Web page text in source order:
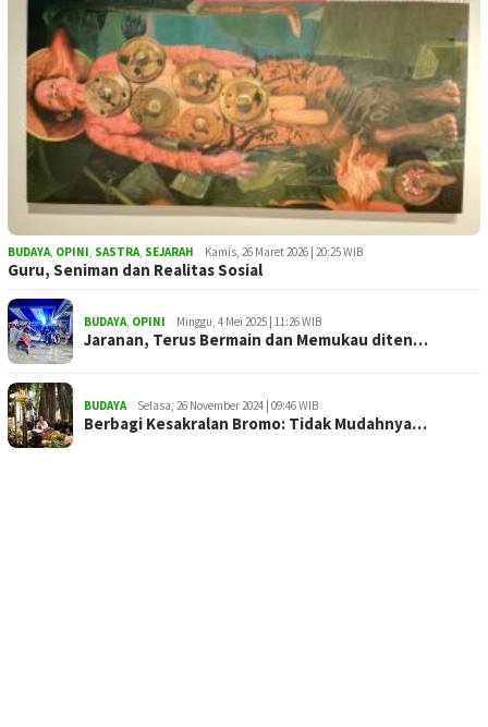
BUDAYA, OPINI, SASTRA, SEJARAH Kamis, 26 Maret 2026 | 20:25 WIB
Guru, Seniman dan Realitas Sosial
BUDAYA, OPINI Minggu, 4 Mei 2025 | 11:26 WIB
Jaranan, Terus Bermain dan Memukau diten…
BUDAYA Selasa, 26 November 2024 | 09:46 WIB
Berbagi Kesakralan Bromo: Tidak Mudahnya…